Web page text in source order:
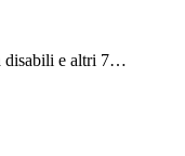
disabili e altri 7…